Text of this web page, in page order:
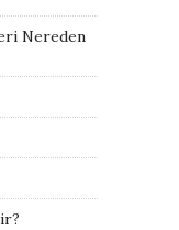
Nereden